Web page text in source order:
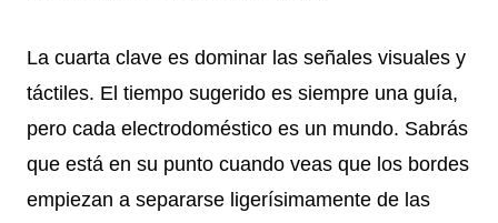
La cuarta clave es dominar las señales visuales y
táctiles. El tiempo sugerido es siempre una guía,
pero cada electrodoméstico es un mundo. Sabrás
que está en su punto cuando veas que los bordes
empiezan a separarse ligerísimamente de las